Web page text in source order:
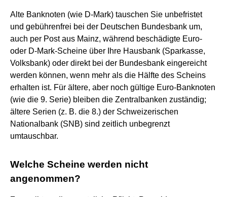
Alte Banknoten (wie D-Mark) tauschen Sie unbefristet
und gebührenfrei bei der Deutschen Bundesbank um,
auch per Post aus Mainz, während beschädigte Euro-
oder D-Mark-Scheine über Ihre Hausbank (Sparkasse,
Volksbank) oder direkt bei der Bundesbank eingereicht
werden können, wenn mehr als die Hälfte des Scheins
erhalten ist. Für ältere, aber noch gültige Euro-Banknoten
(wie die 9. Serie) bleiben die Zentralbanken zuständig;
ältere Serien (z. B. die 8.) der Schweizerischen
Nationalbank (SNB) sind zeitlich unbegrenzt
umtauschbar.
Welche Scheine werden nicht
angenommen?